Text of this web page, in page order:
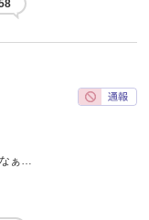
なぁ…